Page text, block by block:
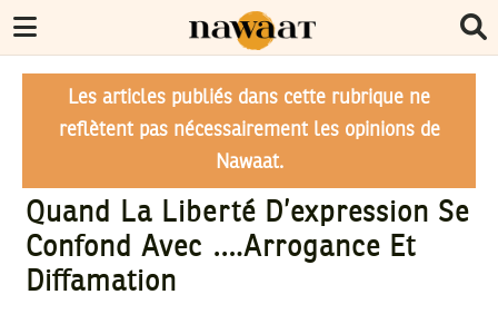
Les articles publiés dans cette rubrique ne
reflètent pas nécessairement les opinions de
Nawaat.
Quand La Liberté D’expression Se
Confond Avec ….arrogance Et
Diffamation